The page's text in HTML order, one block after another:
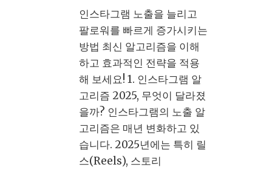
장
비
부
터
콘
텐
츠
기
획
까
인스타그램 노출을 늘리고
팔로워를 빠르게 증가시키는
방법 최신 알고리즘을 이해
하고 효과적인 전략을 적용
해 보세요! 1. 인스타그램 알
고리즘 2025, 무엇이 달라졌
을까? 인스타그램의 노출 알
고리즘은 매년 변화하고 있
습니다. 2025년에는 특히 릴
스(Reels), 스토리